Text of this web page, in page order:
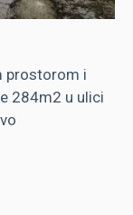
prostorom i
284m2 u ulici